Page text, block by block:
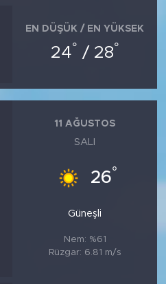
EN DÜŞÜK / EN YÜKSEK
24° / 28°
11 AĞUSTOS
SALI
26°
Güneşli
Nem: %61
Rüzgar: 6.81 m/s